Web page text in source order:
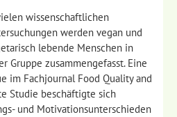
wissenschaftlichen
werden vegan und
lebende Menschen in
Gruppe zusammengefasst. Eine
im Fachjournal Food Quality and
Studie beschäftigte sich
und Motivationsunterschieden